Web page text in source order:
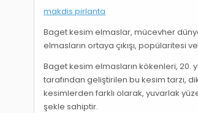
makdis pirlanta
Baget kesim elmaslar, mücevher
elmasların ortaya çıkışı, popülaritesi
Baget kesim elmasların kökenleri, 20.
tarafından geliştirilen bu kesim tarzı,
kesimlerden farklı olarak, yuvarlak
şekle sahiptir.